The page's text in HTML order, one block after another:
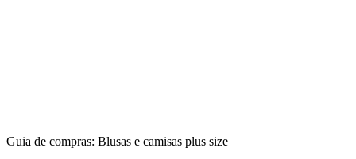
Guia de compras: Blusas e camisas plus size